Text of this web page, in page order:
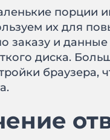
их для
заказу и
диска.
браузера,